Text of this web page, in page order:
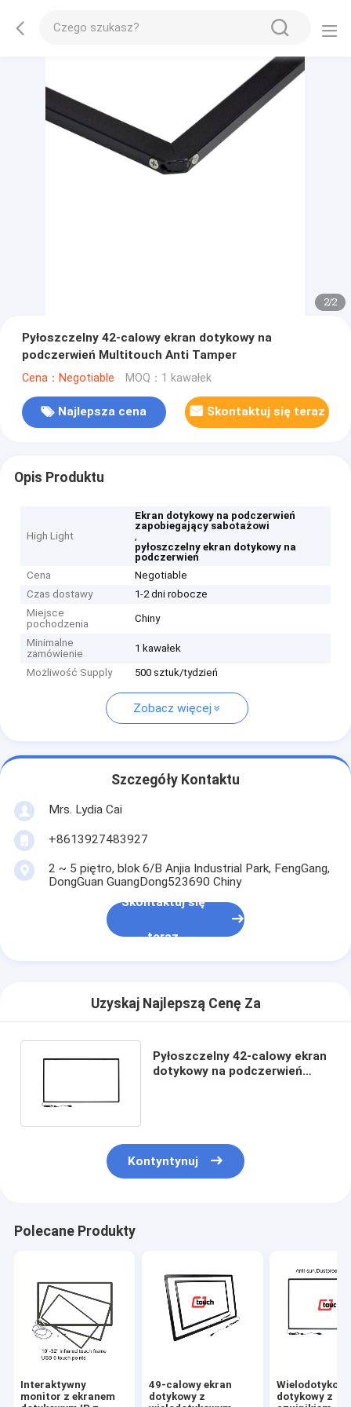
2/2
Pyłoszczelny 42-calowy ekran dotykowy na
podczerwień Multitouch Anti Tamper
Cena：Negotiable MOQ：1 kawałek
Najlepsza cena Skontaktuj się teraz
Opis Produktu
High Light
Ekran dotykowy na podczerwień
zapobiegający sabotażowi
,
pyłoszczelny ekran dotykowy na
podczerwień
Cena
Negotiable
Czas dostawy
1-2 dni robocze
Miejsce
pochodzenia
Chiny
Minimalne
zamówienie
1 kawałek
Możliwość Supply 500 sztuk/tydzień
Zobacz więcej
Szczegóły Kontaktu
Mrs. Lydia Cai
+8613927483927
2 ~ 5 piętro, blok 6/B Anjia Industrial Park, FengGang,
DongGuan GuangDong523690 Chiny
Skontaktuj się
teraz
Uzyskaj Najlepszą Cenę Za
Pyłoszczelny 42-calowy ekran
dotykowy na podczerwień
Kontyntynuj
Polecane Produkty
Interaktywny
monitor z ekranem
49-calowy ekran
dotykowy z
dotykowy z